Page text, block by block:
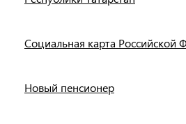
Социальная карта Российской
Новый пенсионер